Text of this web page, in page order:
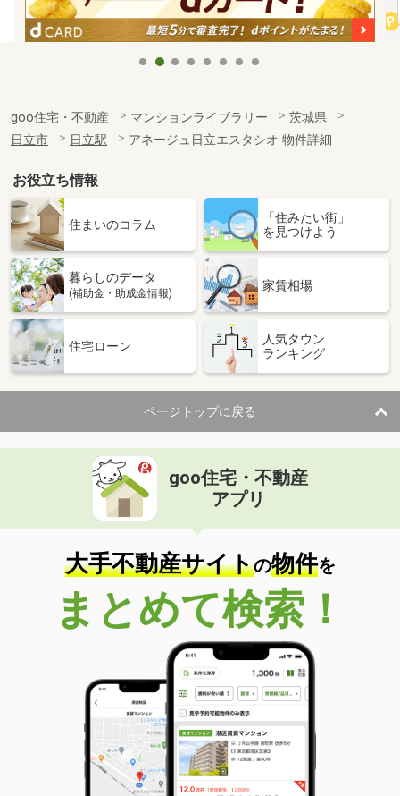
goo住宅・不動産 マンションライブラリー
茨城県
日立市
日立駅 アネージュ日立エスタシオ 物件詳細
お役立ち情報
住まいのコラム
「住みたい街」
を見つけよう
暮らしのデータ
(補助金・助成金情報)
家賃相場
住宅ローン
人気タウン
ランキング
ページトップに戻る
goo住宅・不動産
アプリ
大手不動産サイトの物件を
まとめて検索！